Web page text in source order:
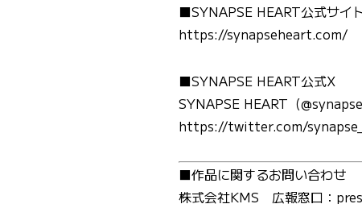
■SYNAPSE HEART公式サイ
https://synapseheart.com/
■SYNAPSE HEART公式X
SYNAPSE HEART（
https://twitter.com/
■作品に関するお問い合わせ
株式会社KMS 広報窓口：